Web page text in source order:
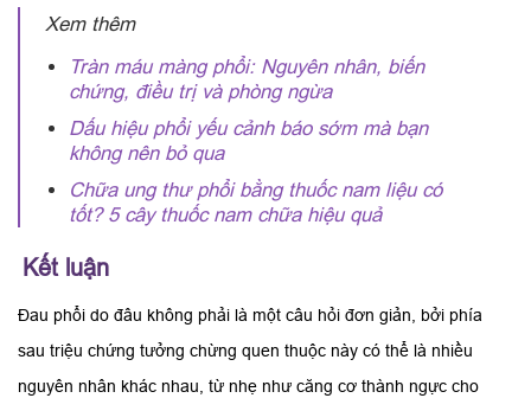
Xem thêm
Tràn máu màng phổi: Nguyên nhân, biến
chứng, điều trị và phòng ngừa
Dấu hiệu phổi yếu cảnh báo sớm mà bạn
không nên bỏ qua
Chữa ung thư phổi bằng thuốc nam​ liệu có
tốt? 5 cây thuốc nam chữa hiệu quả
Kết luận
Đau phổi do đâu không phải là một câu hỏi đơn giản, bởi phía
sau triệu chứng tưởng chừng quen thuộc này có thể là nhiều
nguyên nhân khác nhau, từ nhẹ như căng cơ thành ngực cho